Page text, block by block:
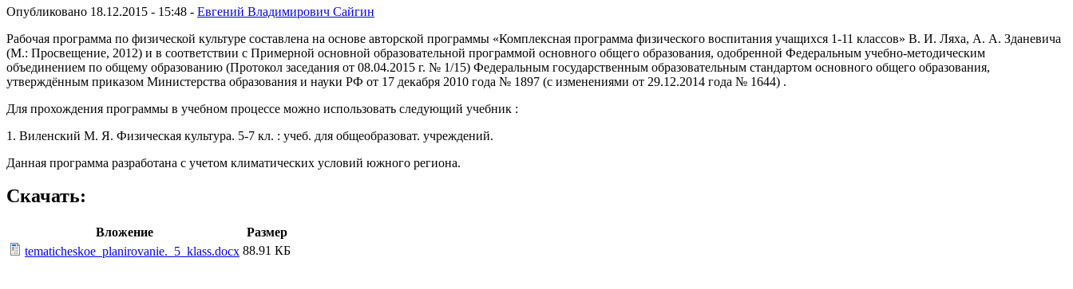
Опубликовано 18.12.2015 - 15:48 - Евгений Владимирович Сайгин
Рабочая программа по физической культуре составлена на основе авторской программы «Комплексная программа физического воспитания учащихся 1-11 классов» В. И. Ляха, А. А. Зданевича
(М.: Просвещение, 2012) и в соответствии с Примерной основной образовательной программой основного общего образования, одобренной Федеральным учебно-методическим
объединением по общему образованию (Протокол заседания от 08.04.2015 г. № 1/15) Федеральным государственным образовательным стандартом основного общего образования,
утверждённым приказом Министерства образования и науки РФ от 17 декабря 2010 года № 1897 (с изменениями от 29.12.2014 года № 1644) .
Для прохождения программы в учебном процессе можно использовать следующий учебник :
1. Виленский М. Я. Физическая культура. 5-7 кл. : учеб. для общеобразоват. учреждений.
Данная программа разработана с учетом климатических условий южного региона.
Скачать:
Вложение
Размер
tematicheskoe_planirovanie._5_klass.docx 88.91 КБ